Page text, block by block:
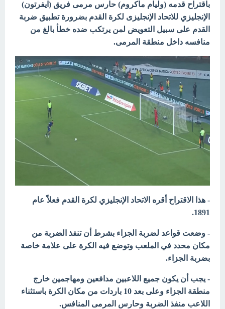
باقتراح قدمه (وليام ماكروم) حارس مرمى فريق (ايفرتون)
الإنجليزي للاتحاد الإنجليزى لكرة القدم بضرورةتطبيق ضربة
القدم على سبيل التعويض لمن يرتكب ضده خطأ بالغ من
منافسه داخل منطقة المرمى.
- هذا الاقتراح أقره الاتحاد الإنجليزي لكرة القدم فعلاً عام
1891.
- وضعت قواعد لضربة الجزاء بشرط أن تنفذ الضربة من
مكان محدد في الملعب وتوضع فيه الكرة على علامة خاصة
بضربة الجزاء.
- يجب أن يكون جميع اللاعبين مدافعين ومهاجمين خارج
منطقة الجزاء وعلى بعد 10 باردات من مكان الكرة باستثناء
اللاعب منفذ الضربة وحارس المرمى المنافس.